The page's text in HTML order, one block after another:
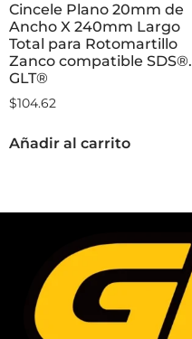
Cincele Plano 20mm de
Ancho X 240mm Largo
Total para Rotomartillo
Zanco compatible SDS®.
GLT®
$104.62
Añadir al carrito